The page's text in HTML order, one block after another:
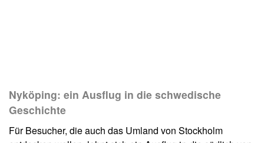
Nyköping: ein Ausflug in die schwedische
Geschichte
Für Besucher, die auch das Umland von Stockholm